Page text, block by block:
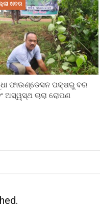
ଖବର
ଫାଉଣ୍ଡେସନ ପକ୍ଷରୁ ବର
ଅସ୍ୱସ୍ଥ ଚାରା ରୋପଣ